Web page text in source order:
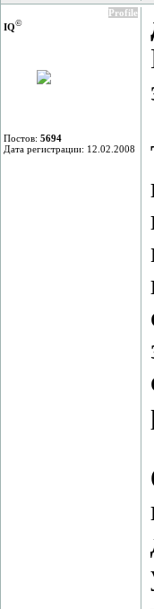
Profile
IQ©
Постов: 5694
Дата регистрации: 12.02.2008